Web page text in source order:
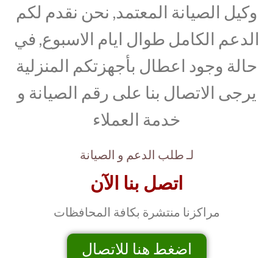
وكيل الصيانة المعتمد, نحن نقدم لكم
الدعم الكامل طوال ايام الاسبوع, في
حالة وجود اعطال بأجهزتكم المنزلية
يرجى الاتصال بنا على رقم الصيانة و
خدمة العملاء
لـ طلب الدعم و الصيانة
اتصل بنا الآن
مراكزنا منتشرة بكافة المحافظات
اضغط هنا للاتصال